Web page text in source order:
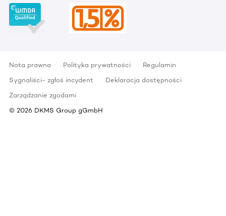
Nota prawna Polityka prywatności
Regulamin
Sygnaliści- zgłoś incydent
Deklaracja dostępności
Zarządzanie zgodami
© 2026 DKMS Group gGmbH